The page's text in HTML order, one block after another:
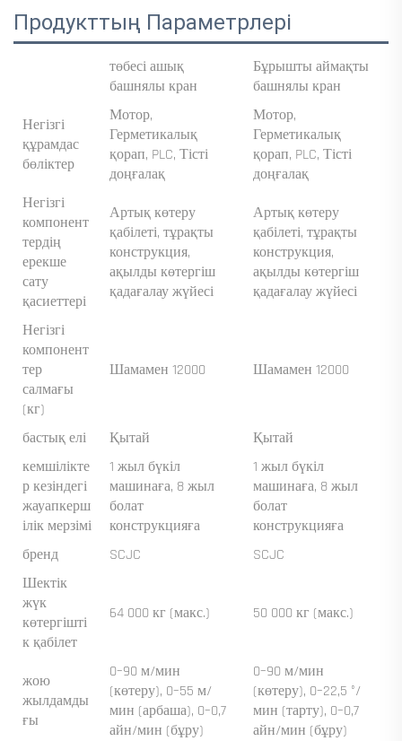
Продукттың Параметрлері
төбесі ашық
башнялы кран
Бұрышты аймақты
башнялы кран
Негізгі
құрамдас
бөліктер
Мотор,
Герметикалық
қорап, PLC, Тісті
доңғалақ
Мотор,
Герметикалық
қорап, PLC, Тісті
доңғалақ
Негізгі
компонент
тердің
ерекше
сату
қасиеттері
Артық көтеру
қабілеті, тұрақты
конструкция,
ақылды көтергіш
қадағалау жүйесі
Артық көтеру
қабілеті, тұрақты
конструкция,
ақылды көтергіш
қадағалау жүйесі
Негізгі
компонент
тер
салмағы
(кг)
Шамамен 12000 Шамамен 12000
бастық елі Қытай
Қытай
кемшілікте
р кезіндегі
жауапкерш
ілік мерзімі
1 жыл бүкіл
машинаға, 8 жыл
болат
конструкцияға
1 жыл бүкіл
машинаға, 8 жыл
болат
конструкцияға
бренд
SCJC
SCJC
Шектік
жүк
көтергішті
к қабілет
64 000 кг (макс.) 50 000 кг (макс.)
жою
жылдамды
ғы
0–90 м/мин
(көтеру), 0–55 м/
мин (арбаша), 0–0,7
айн/мин (бұру)
0–90 м/мин
(көтеру), 0–22,5 °/
мин (тарту), 0–0,7
айн/мин (бұру)